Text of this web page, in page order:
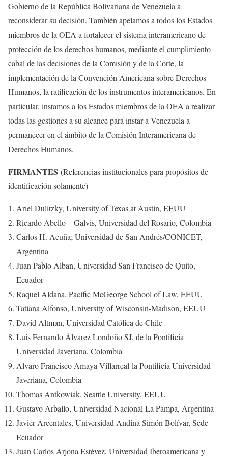
Gobierno de la República Bolivariana de Venezuela a
reconsiderar su decisión. También apelamos a todos los Estados
miembros de la OEA a fortalecer el sistema interamericano de
protección de los derechos humanos, mediante el cumplimiento
cabal de las decisiones de la Comisión y de la Corte, la
implementación de la Convención Americana sobre Derechos
Humanos, la ratificación de los instrumentos interamericanos. En
particular, instamos a los Estados miembros de la OEA a realizar
todas las gestiones a su alcance para instar a Venezuela a
permanecer en el ámbito de la Comisión Interamericana de
Derechos Humanos.
FIRMANTES (Referencias institucionales para propósitos de
identificación solamente)
Ariel Dulitzky, University of Texas at Austin, EEUU
Ricardo Abello – Galvis, Universidad del Rosario, Colombia
Carlos H. Acuña; Universidad de San Andrés/CONICET,
Argentina
Juan Pablo Alban, Universidad San Francisco de Quito,
Ecuador
Raquel Aldana, Pacific McGeorge School of Law, EEUU
Tatiana Alfonso, University of Wisconsin-Madison, EEUU
David Altman, Universidad Católica de Chile
Luis Fernando Álvarez Londoño SJ, de la Pontificia
Universidad Javeriana, Colombia
Alvaro Francisco Amaya Villarreal la Pontificia Universidad
Javeriana, Colombia
Thomas Antkowiak, Seattle University, EEUU
Gustavo Arballo, Universidad Nacional La Pampa, Argentina
Javier Arcentales, Universidad Andina Simón Bolívar, Sede
Ecuador
Juan Carlos Arjona Estévez, Universidad Iberoamericana y